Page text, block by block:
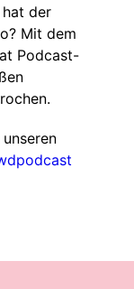
hat der
Mit dem
Podcast-